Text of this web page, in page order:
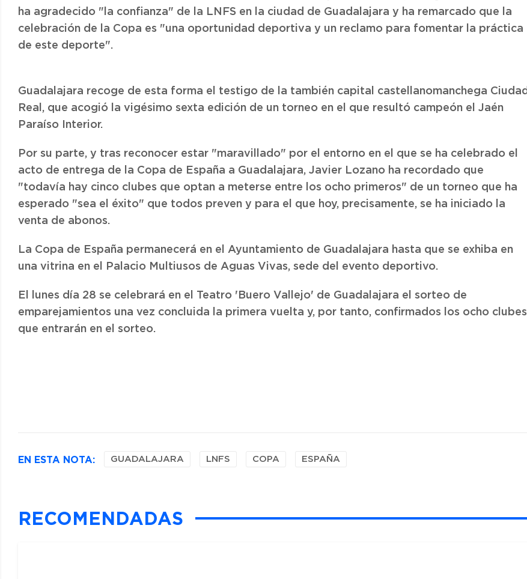
ha agradecido "la confianza" de la LNFS en la ciudad de Guadalajara y ha remarcado que la
celebración de la Copa es "una oportunidad deportiva y un reclamo para fomentar la práctica
de este deporte".
Guadalajara recoge de esta forma el testigo de la también capital castellanomanchega Ciudad
Real, que acogió la vigésimo sexta edición de un torneo en el que resultó campeón el Jaén
Paraíso Interior.
Por su parte, y tras reconocer estar "maravillado" por el entorno en el que se ha celebrado el
acto de entrega de la Copa de España a Guadalajara, Javier Lozano ha recordado que
"todavía hay cinco clubes que optan a meterse entre los ocho primeros" de un torneo que ha
esperado "sea el éxito" que todos preven y para el que hoy, precisamente, se ha iniciado la
venta de abonos.
La Copa de España permanecerá en el Ayuntamiento de Guadalajara hasta que se exhiba en
una vitrina en el Palacio Multiusos de Aguas Vivas, sede del evento deportivo.
El lunes día 28 se celebrará en el Teatro 'Buero Vallejo' de Guadalajara el sorteo de
emparejamientos una vez concluida la primera vuelta y, por tanto, confirmados los ocho clubes
que entrarán en el sorteo.
EN ESTA NOTA: GUADALAJARA LNFS COPA ESPAÑA
RECOMENDADAS